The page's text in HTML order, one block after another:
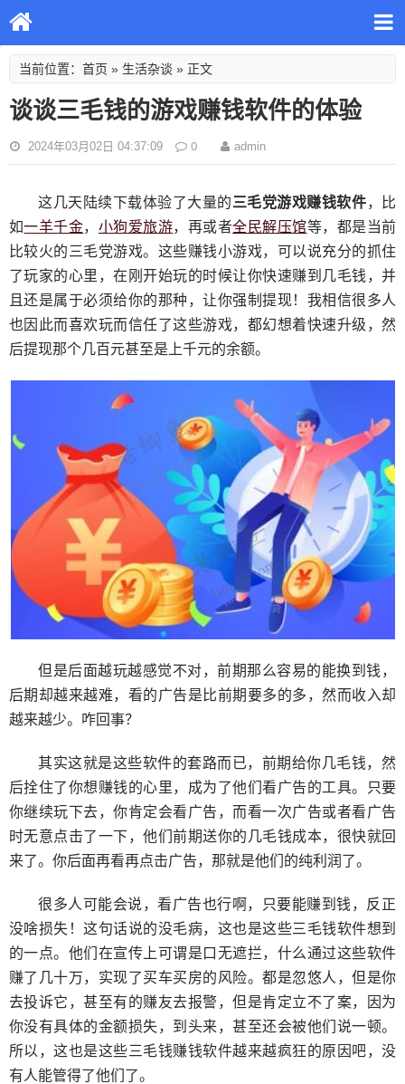
当前位置： 首页 » 生活杂谈 » 正文
谈谈三毛钱的游戏赚钱软件的体验
2024年03月02日 04:37:09 0 admin
这几天陆续下载体验了大量的三毛党游戏赚钱软件，比
如一羊千金， 小狗爱旅游，再或者全民解压馆等，都是当前
比较火的三毛党游戏。这些赚钱小游戏，可以说充分的抓住
了玩家的心里，在刚开始玩的时候让你快速赚到几毛钱，并
且还是属于必须给你的那种，让你强制提现！我相信很多人
也因此而喜欢玩而信任了这些游戏，都幻想着快速升级，然
后提现那个几百元甚至是上千元的余额。
但是后面越玩越感觉不对，前期那么容易的能换到钱，
后期却越来越难，看的广告是比前期要多的多，然而收入却
越来越少。咋回事？
其实这就是这些软件的套路而已，前期给你几毛钱，然
后拴住了你想赚钱的心里，成为了他们看广告的工具。只要
你继续玩下去，你肯定会看广告，而看一次广告或者看广告
时无意点击了一下，他们前期送你的几毛钱成本，很快就回
来了。你后面再看再点击广告，那就是他们的纯利润了。
很多人可能会说，看广告也行啊，只要能赚到钱，反正
没啥损失！这句话说的没毛病，这也是这些三毛钱软件想到
的一点。他们在宣传上可谓是口无遮拦，什么通过这些软件
赚了几十万，实现了买车买房的风险。都是忽悠人，但是你
去投诉它，甚至有的赚友去报警，但是肯定立不了案，因为
你没有具体的金额损失，到头来，甚至还会被他们说一顿。
所以，这也是这些三毛钱赚钱软件越来越疯狂的原因吧，没
有人能管得了他们了。